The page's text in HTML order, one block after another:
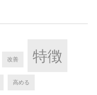
改善 特徴
高める